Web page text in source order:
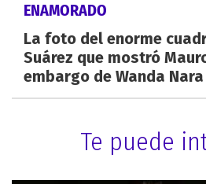
ENAMORADO
La foto del enorme
Suárez que mostró
embargo de Wanda Nara
Te puede